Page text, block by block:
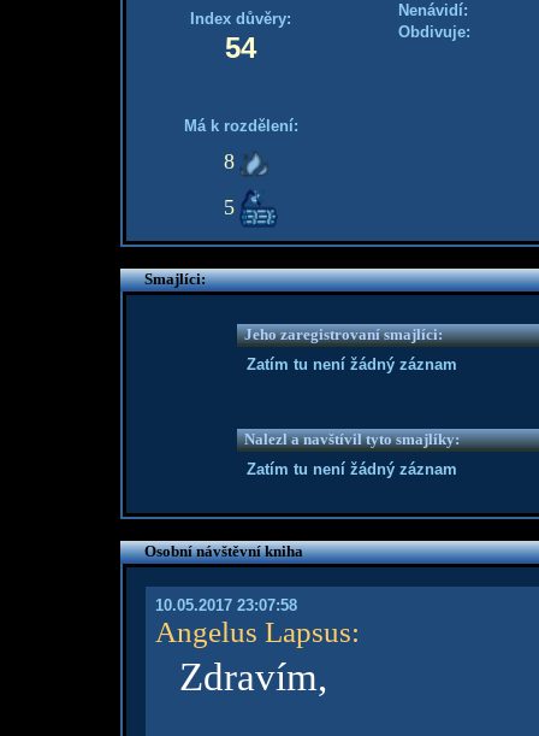
Index důvěry:
54
Má k rozdělení:
8
5
Nenávidí:
Obdivuje:
Smajlíci:
Jeho zaregistrovaní smajlíci:
Zatím tu není žádný záznam
Nalezl a navštívil tyto smajlíky:
Zatím tu není žádný záznam
Osobní návštěvní kniha
10.05.2017 23:07:58
Angelus Lapsus:
Zdravím,